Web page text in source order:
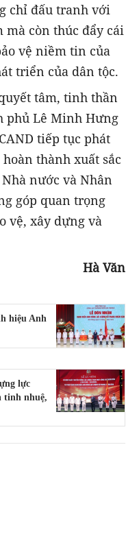
chỉ đấu tranh với
mà còn thúc đẩy cái
vệ niềm tin của
triển của dân tộc.
tâm, tinh thần
phủ Lê Minh Hưng
tiếp tục phát
thành xuất sắc
nước và Nhân
góp quan trọng
vệ, xây dựng và
Hà Văn
hiệu Anh
lực
tinh nhuệ,